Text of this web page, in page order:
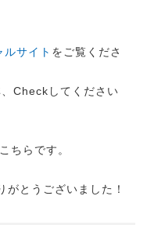
ルサイト をご覧くださ
、Checkしてください
ちらです。
がとうございました！